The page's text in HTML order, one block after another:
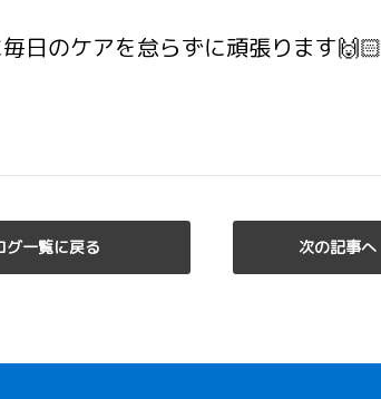
日のケアを怠らずに頑張ります🙌🏻
グ一覧に戻る 次の記事へ